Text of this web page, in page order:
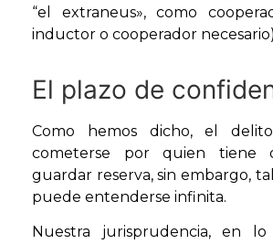
“el extraneus», como
inductor o cooperador
El plazo de
Como hemos dicho, el
cometerse por quien tiene
guardar reserva, sin embargo,
puede entenderse infinita.
Nuestra jurisprudencia, en